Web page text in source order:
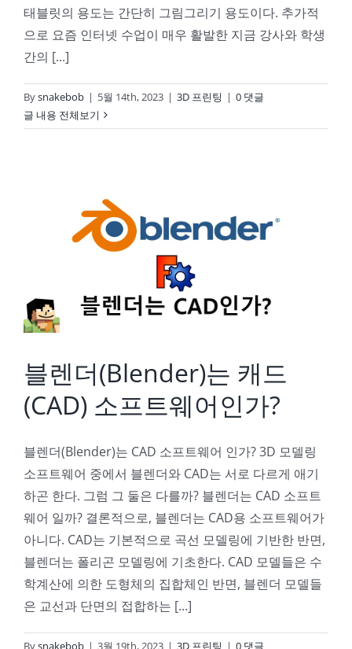
태블릿의 용도는 간단히 그림그리기 용도이다. 추가적
으로 요즘 인터넷 수업이 매우 활발한 지금 강사와 학생
간의 [...]
Bysnakebob | 5월 14th, 2023 | 3D 프린팅 | 0 댓글
글 내용 전체보기
블렌더(Blender)는 캐드
(CAD) 소프트웨어인가?
블렌더(Blender)는 CAD 소프트웨어 인가? 3D 모델링
소프트웨어 중에서 블렌더와 CAD는 서로 다르게 애기
하곤 한다. 그럼 그 둘은 다를까? 블렌더는 CAD 소프트
웨어 일까? 결론적으로, 블렌더는 CAD용 소프트웨어가
아니다. CAD는 기본적으로 곡선 모델링에 기반한 반면,
블렌더는 폴리곤 모델링에 기초한다. CAD 모델들은 수
학계산에 의한 도형체의 집합체인 반면, 블렌더 모델들
은 교선과 단면의 접합하는 [...]
Bysnakebob | 3월 19th, 2023 | 3D 프린팅 | 0 댓글